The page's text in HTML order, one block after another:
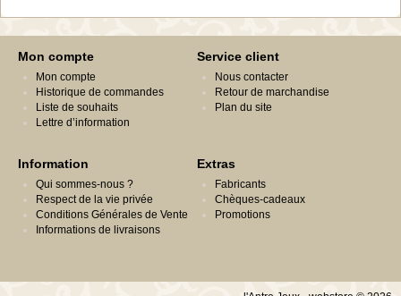
Mon compte
Mon compte
Historique de commandes
Liste de souhaits
Lettre d’information
Service client
Nous contacter
Retour de marchandise
Plan du site
Information
Qui sommes-nous ?
Respect de la vie privée
Conditions Générales de Vente
Informations de livraisons
Extras
Fabricants
Chèques-cadeaux
Promotions